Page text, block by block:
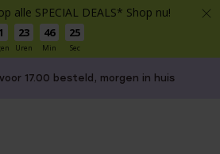
alle SPECIAL DEALS* Shop nu!
23
Uren
46
Min
25
Sec
17.00 besteld, morgen in huis